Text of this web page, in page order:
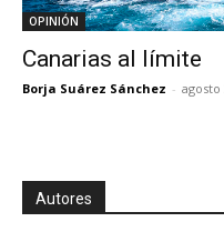
OPINIÓN
Canarias al límite
Borja Suárez Sánchez - agosto
Autores